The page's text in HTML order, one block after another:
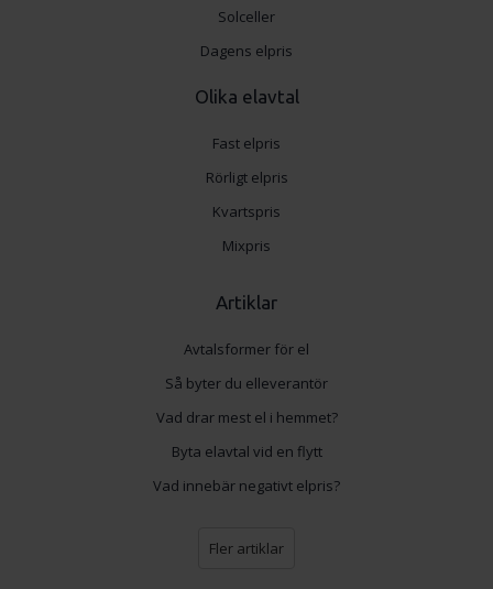
Solceller
Dagens elpris
Olika elavtal
Fast elpris
Rörligt elpris
Kvartspris
Mixpris
Artiklar
Avtalsformer för el
Så byter du elleverantör
Vad drar mest el i hemmet?
Byta elavtal vid en flytt
Vad innebär negativt elpris?
Fler artiklar